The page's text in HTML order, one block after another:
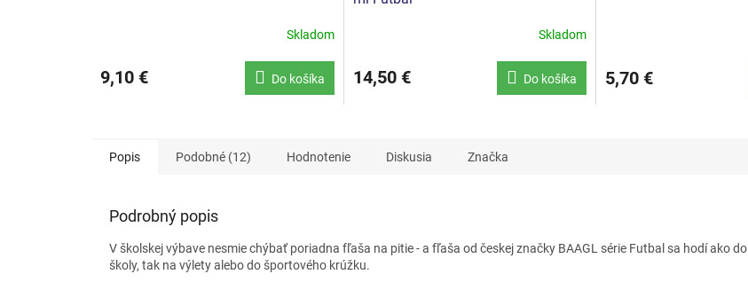
Skladom
9,10 € Do košíka
Skladom
14,50 € Do košíka 5,70 €
Popis Podobné (12) Hodnotenie Diskusia Značka
Podrobný popis
V školskej výbave nesmie chýbať poriadna fľaša na pitie - a fľaša od českej značky BAAGL série Futbal sa hodí ako do
školy, tak na výlety alebo do športového krúžku.